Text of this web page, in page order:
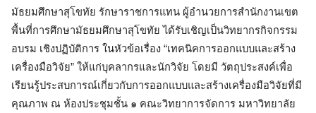
มัธยมศึกษาสุโขทัย รักษาราชการแทน ผู้อำนวยการสำนักงานเขต
พื้นที่การศึกษามัธยมศึกษาสุโขทัย ได้รับเชิญเป็นวิทยากรกิจกรรม
อบรม เชิงปฏิบัติการ ในหัวข้อเรื่อง “เทคนิคการออกแบบและสร้าง
เครื่องมือวิจัย” ให้แก่บุคลากรและนักวิจัย โดยมี วัตถุประสงค์เพื่อ
เรียนรู้ประสบการณ์เกี่ยวกับการออกแบบและสร้างเครื่องมือวิจัยที่มี
คุณภาพ ณ ห้องประชุมชั้น ๑ คณะวิทยาการจัดการ มหาวิทยาลัย